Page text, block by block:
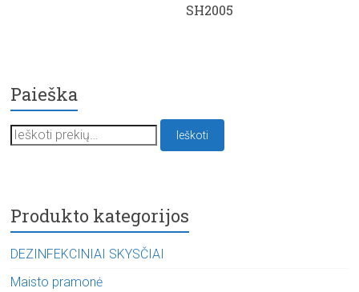
SH2005
Paieška
Ieškoti:
Ieškoti
Produkto kategorijos
DEZINFEKCINIAI SKYSČIAI
Maisto pramonė